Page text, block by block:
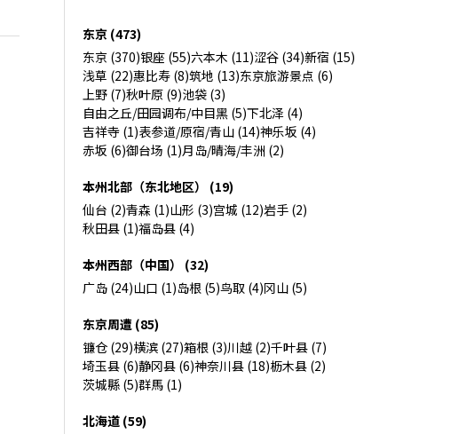
东京 (473)
东京 (370)银座 (55)六本木 (11)涩谷 (34)新宿 (15)
浅草 (22)惠比寿 (8)筑地 (13)东京旅游景点 (6)
上野 (7)秋叶原 (9)池袋 (3)
自由之丘/田园调布/中目黑 (5)下北泽 (4)
吉祥寺 (1)表参道/原宿/青山 (14)神乐坂 (4)
赤坂 (6)御台场 (1)月岛/晴海/丰洲 (2)
本州北部（东北地区） (19)
仙台 (2)青森 (1)山形 (3)宫城 (12)岩手 (2)
秋田县 (1)福岛县 (4)
本州西部（中国） (32)
广岛 (24)山口 (1)岛根 (5)鸟取 (4)冈山 (5)
东京周遭 (85)
镰仓 (29)横滨 (27)箱根 (3)川越 (2)千叶县 (7)
埼玉县 (6)静冈县 (6)神奈川县 (18)枥木县 (2)
茨城縣 (5)群馬 (1)
北海道 (59)